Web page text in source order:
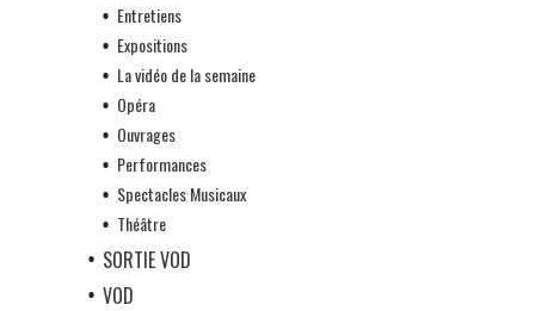
Entretiens
Expositions
La vidéo de la semaine
Opéra
Ouvrages
Performances
Spectacles Musicaux
Théâtre
SORTIE VOD
VOD